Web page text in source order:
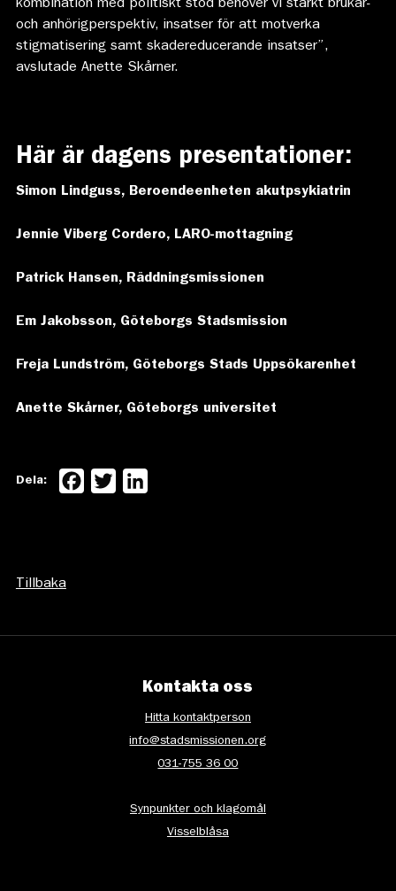
kombination med politiskt stöd behöver vi stärkt brukar-
och anhörigperspektiv, insatser för att motverka
stigmatisering samt skadereducerande insatser”,
avslutade Anette Skårner.
Här är dagens presentationer:
Simon Lindguss, Beroendeenheten akutpsykiatrin
Jennie Viberg Cordero, LARO-mottagning
Patrick Hansen, Räddningsmissionen
Em Jakobsson, Göteborgs Stadsmission
Freja Lundström, Göteborgs Stads Uppsökarenhet
Anette Skårner, Göteborgs universitet
Dela: Facebook
Twitter
Tillbaka
Kontakta oss
Hitta kontaktperson
info@stadsmissionen.org
031-755 36 00
Synpunkter och klagomål
Visselblåsa